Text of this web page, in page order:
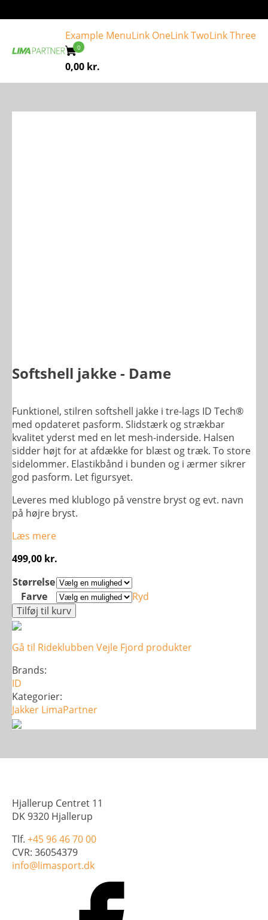
Example MenuLink OneLink TwoLink Three
0,00 kr.
Softshell jakke - Dame
Funktionel, stilren softshell jakke i tre-lags ID Tech®
med opdateret pasform. Slidstærk og strækbar
kvalitet yderst med en let mesh-inderside. Halsen
sidder højt for at afdække for blæst og træk. To store
sidelommer. Elastikbånd i bunden og i ærmer sikrer
god pasform. Let figursyet.
Leveres med klublogo på venstre bryst og evt. navn
på højre bryst.
Læs mere
499,00 kr.
Størrelse
Farve
Ryd
Softshell
jakke
Dame
Tilføj til kurv
Gå til Rideklubben Vejle Fjord produkter
Brands:
ID
Kategorier:
Jakker LimaPartner
Hjallerup Centret 11
DK 9320 Hjallerup
Tlf. +45 96 46 70 00
CVR: 36054379
info@limasport.dk